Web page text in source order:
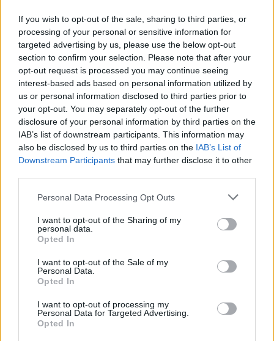
If you wish to opt-out of the sale, sharing to third parties, or
processing of your personal or sensitive information for
targeted advertising by us, please use the below opt-out
section to confirm your selection. Please note that after your
opt-out request is processed you may continue seeing
interest-based ads based on personal information utilized by
us or personal information disclosed to third parties prior to
your opt-out. You may separately opt-out of the further
disclosure of your personal information by third parties on the
IAB’s list of downstream participants. This information may
also be disclosed by us to third parties on the IAB’s List of
Downstream Participants that may further disclose it to other
Personal Data Processing Opt Outs
I want to opt-out of the Sharing of my
personal data.
Opted In
I want to opt-out of the Sale of my
Personal Data.
Opted In
I want to opt-out of processing my
Personal Data for Targeted Advertising.
Opted In
Ανακοινώθηκε από την Ντουμπάι ο Σενγκέλια (pics)
Πήρε τον Αλέρικ Φρίμαν ο
Β.Σ. Καρούλιας: Τζίρος 98,7
57% - Τα νέα στοιχήματα σε
Metlen: Ρεκόρ EBITDA στο α' εξάμηνο, στα 550 εκατ. ευρώ – Καθαρά
HELLENiQ ENERGY: Κέρδη 393
εκατ. ευρώ στο α' εξάμηνο –